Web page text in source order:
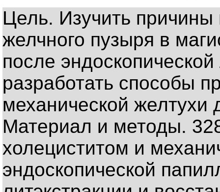
Цель. Изучить
желчного пузыря в
после
разработать способы
механической желтухи
Материал и методы.
холециститом и
эндоскопической